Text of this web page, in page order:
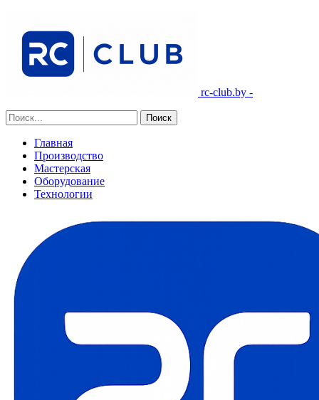
rc-club.by -
Главная
Производство
Мастерская
Оборудование
Технологии